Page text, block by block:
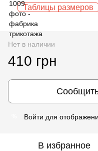
Таблицы размеров
Нет в наличии
410 грн
Войти для
В избранное